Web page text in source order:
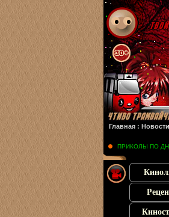
Главная : Новости
Злая 2 : : Похищенная : : Франкенштейн: :Микки
ПРИКОЛЫ ПО